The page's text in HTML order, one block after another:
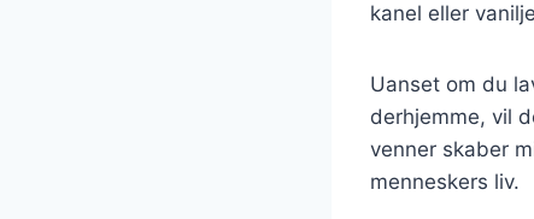
kanel eller
Uanset om du
derhjemme, vil
venner skaber
menneskers liv.